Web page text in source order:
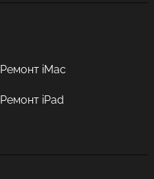
Ремонт iMac
Ремонт iPad